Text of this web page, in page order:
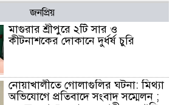
জনপ্রিয়
মাগুরার শ্রীপুরে ২টি সার ও
কীটনাশকের দোকানে দুর্ধর্ষ চুরি
নোয়াখালীতে গোলাগুলির ঘটনা: মিথ্যা
অভিযোগে প্রতিবাদে সংবাদ সম্মেলন ;